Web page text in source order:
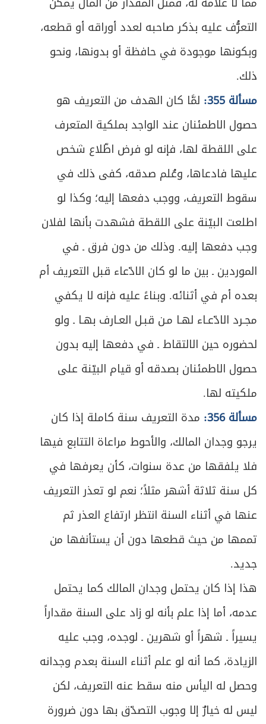
التعرُّف عليه بذكر صاحبه لعدد أوراقه أو قطعه،
وبكونها موجودة في حافظة أو بدونها، ونحو
ذلك.
مسألة 355:
لمَّا كان الهدف من التعريف هو
حصول الاطمئنان عند الواجد بملكية المتعرف
على اللقطة لها، فإنه لو فرض اطّلاع شخص
عليها فادعاها، وعُلم صدقه، كفى ذلك في
سقوط التعريف، ووجب دفعها إليه؛ وكذا لو
اطلعت البيّنة على اللقطة فشهدت بأنها لفلان
وجب دفعها إليه. وذلك من دون فرق ـ في
الموردين ـ بين ما لو كان الادّعاء قبل التعريف أم
بعده أم في أثنائه. وبناءً عليه فإنه لا يكفي
مجـرد الادّعـاء لهـا مـن قبـل العـارف بهـا ـ ولو
لحضوره حين الالتقاط ـ في دفعها إليه بدون
حصول الاطمئنان بصدقه أو قيام البيّنة على
ملكيته لها.
مسألة 356:
مدة التعريف سنة كاملة إذا كان
يرجو وجدان المالك، والأحوط مراعاة التتابع فيها
فلا يلفقها من عدة سنوات، كأن يعرفها في
كل سنة ثلاثة أشهر مثلاً؛ نعم لو تعذر التعريف
عنها في أثناء السنة انتظر ارتفاع العذر ثم
تممها من حيث قطعها دون أن يستأنفها من
جديد.
هذا إذا كان يحتمل وجدان المالك كما يحتمل
عدمه، أما إذا علم بأنه لو زاد على السنة مقداراً
يسيراً ـ شهراً أو شهرين ـ لوجده، وجب عليه
الزيادة، كما أنه لو علم أثناء السنة بعدم وجدانه
وحصل له اليأس منه سقط عنه التعريف، لكن
ليس له خيارٌ إلا وجوب التصدّق بها دون ضرورة